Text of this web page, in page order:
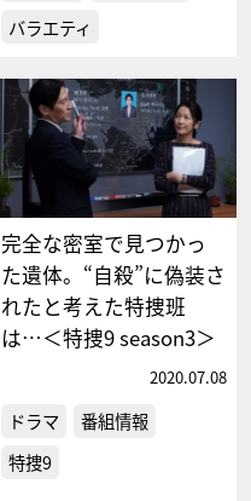
バラエティ
完全な密室で見つかっ
た遺体。“自殺”に偽装さ
れたと考えた特捜班
は…＜特捜9 season3＞
2020.07.08
ドラマ
番組情報
特捜9